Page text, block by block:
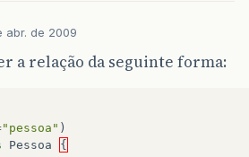
abr. de 2009
a relação da seguinte forma:
"pessoa" )
Pessoa {